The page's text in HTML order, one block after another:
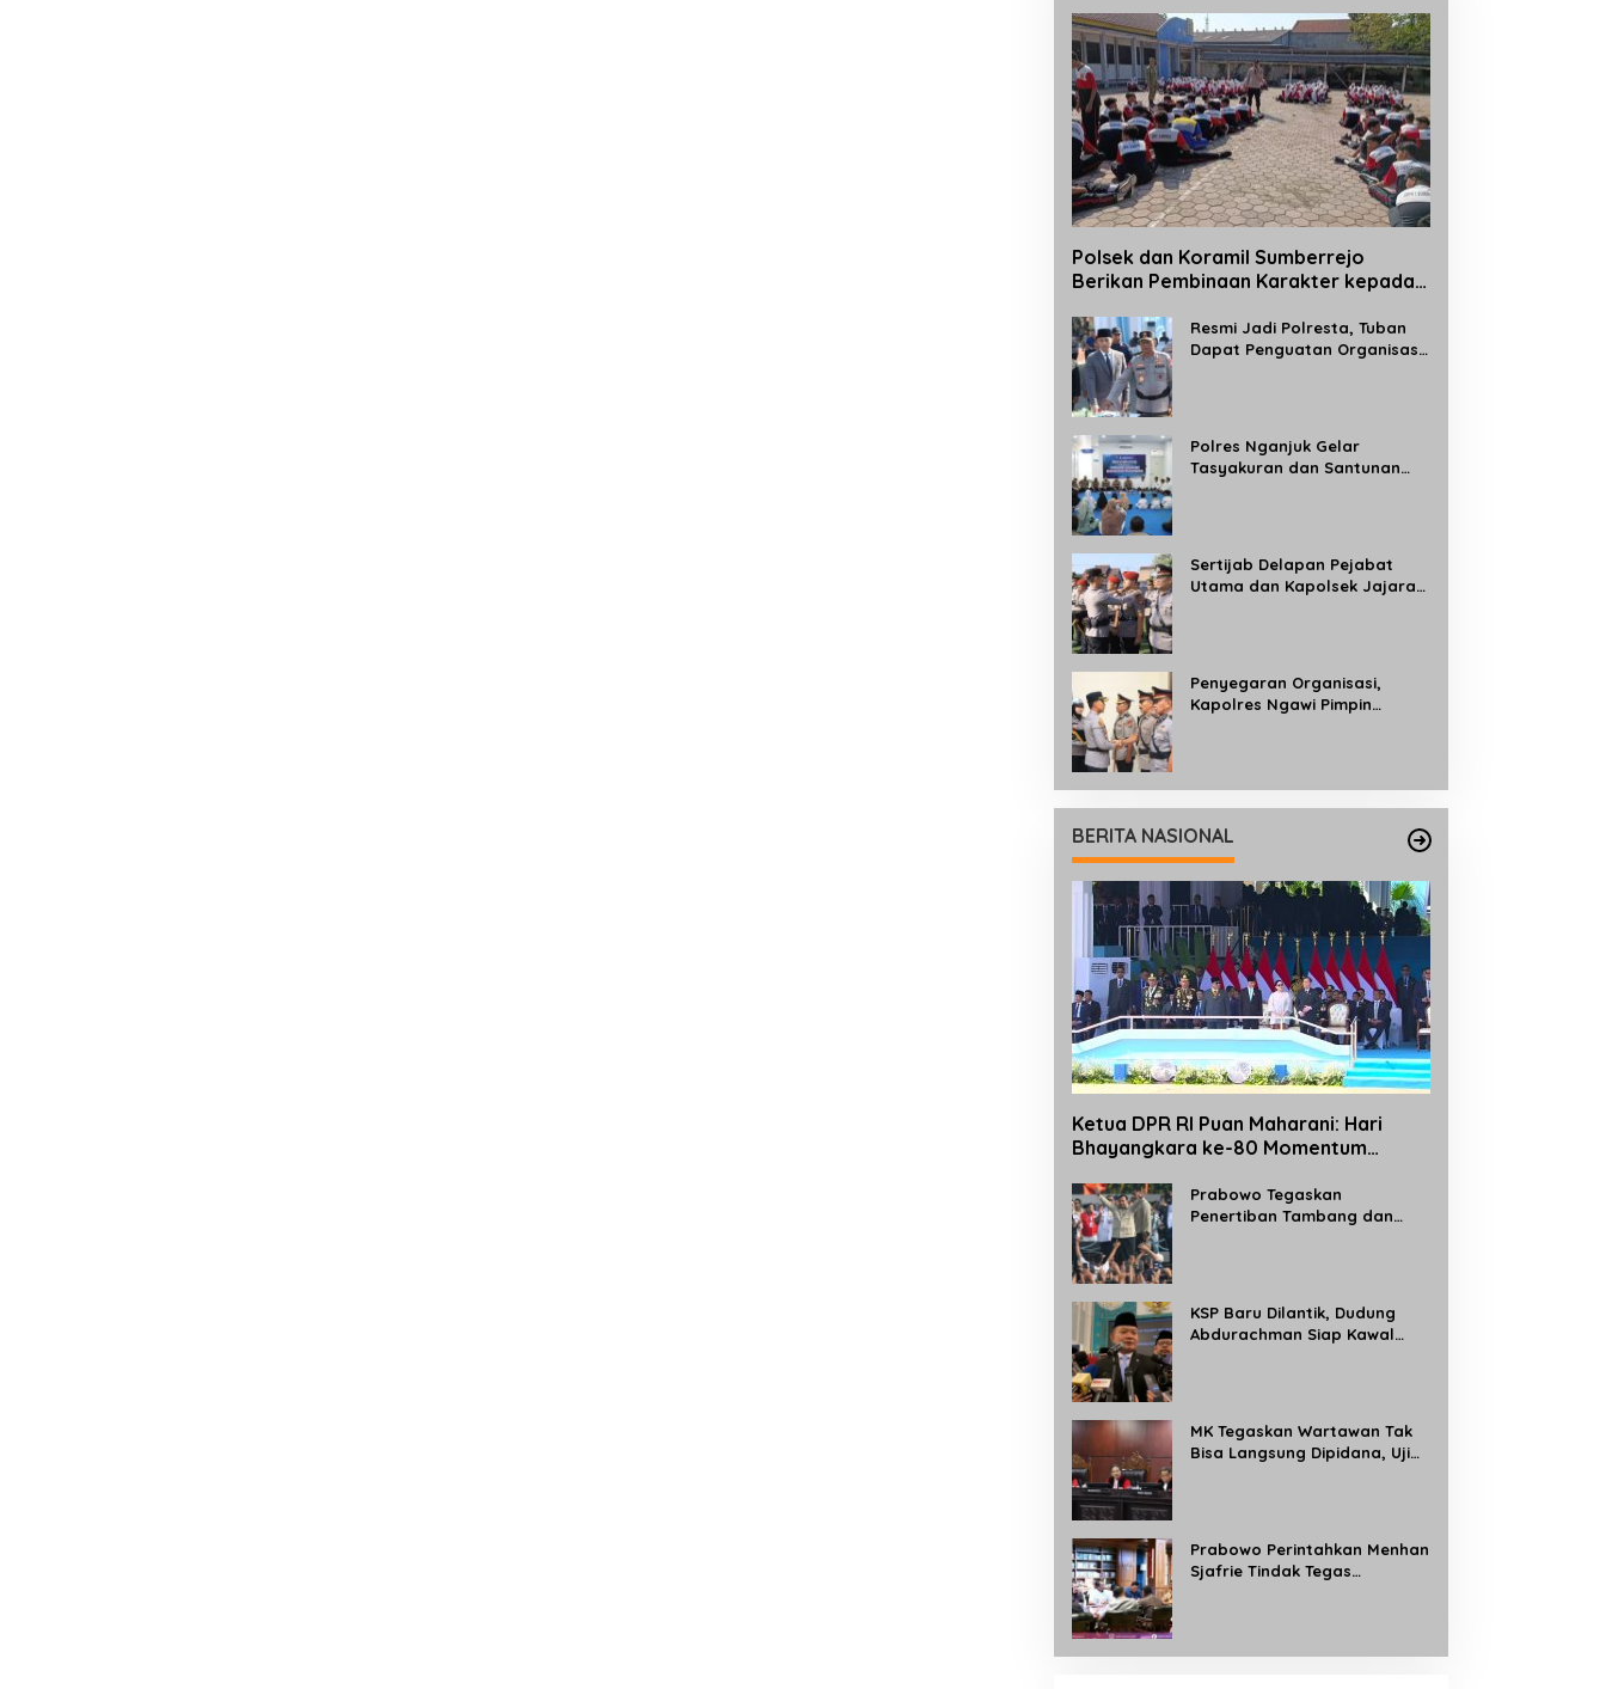
Polsek dan Koramil Sumberrejo
Berikan Pembinaan Karakter kepada
Kegiatan MPLSResmi Jadi Polresta, Tuban
Dapat Penguatan Organisasi
Polres Nganjuk Gelar
Tasyakuran dan Santunan
Sertijab Delapan Pejabat
Utama dan Kapolsek Jajaran,
Penyegaran Organisasi,
Kapolres Ngawi Pimpin
BERITA NASIONAL
Ketua DPR RI Puan Maharani: Hari
Bhayangkara ke-80 Momentum
Pelayanan Polri kepada Masyarakat
Prabowo Tegaskan
Penertiban Tambang dan
KSP Baru Dilantik, Dudung
Abdurachman Siap Kawal
MK Tegaskan Wartawan Tak
Bisa Langsung Dipidana, Uji
Prabowo Perintahkan Menhan
Sjafrie Tindak Tegas